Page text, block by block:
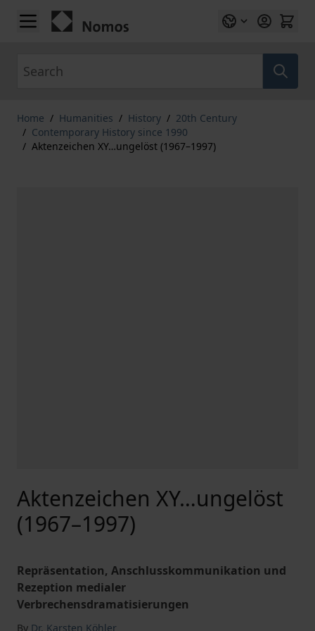
Skip to Content
Home / Humanities / History / 20th Century
/ Contemporary History since 1990
/ Aktenzeichen XY…ungelöst (1967–1997)
Aktenzeichen XY…ungelöst
(1967–1997)
Repräsentation, Anschlusskommunikation und
Rezeption medialer
Verbrechensdramatisierungen
By Dr. Karsten Köhler